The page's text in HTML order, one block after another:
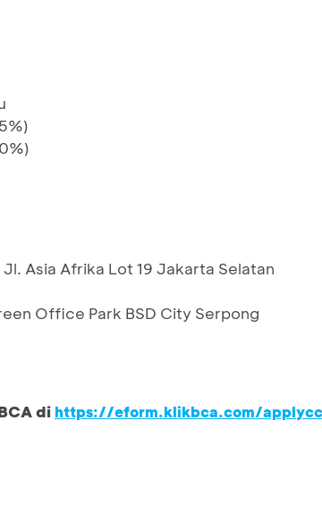
Asia Afrika Lot 19 Jakarta Selatan
Office Park BSD City Serpong
di https://eform.klikbca.com/